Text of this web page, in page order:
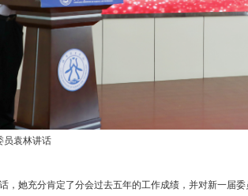
员袁林讲话
她充分肯定了分会过去五年的工作成绩，并对新一届